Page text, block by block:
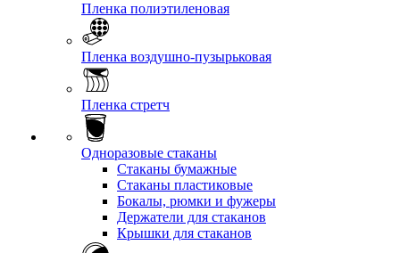
Пленка полиэтиленовая
Пленка воздушно-пузырьковая
Пленка стретч
Одноразовые стаканы
Стаканы бумажные
Стаканы пластиковые
Бокалы, рюмки и фужеры
Держатели для стаканов
Крышки для стаканов